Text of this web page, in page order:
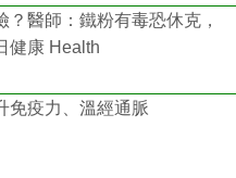
？醫師：鐵粉有毒恐休克，
健康 Health
免疫力、溫經通脈